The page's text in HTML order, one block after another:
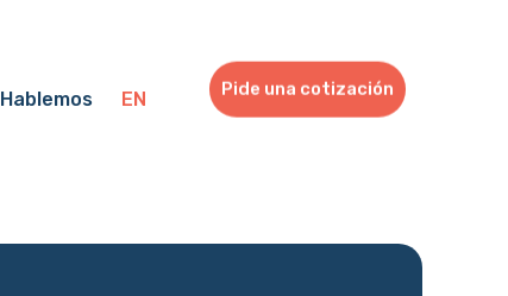
Hablemos EN
Pide una cotización